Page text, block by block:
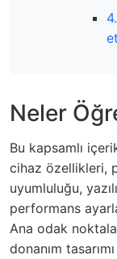
Neler
Bu kapsamlı
cihaz özellikleri,
uyumluluğu,
performans
Ana odak
donanım